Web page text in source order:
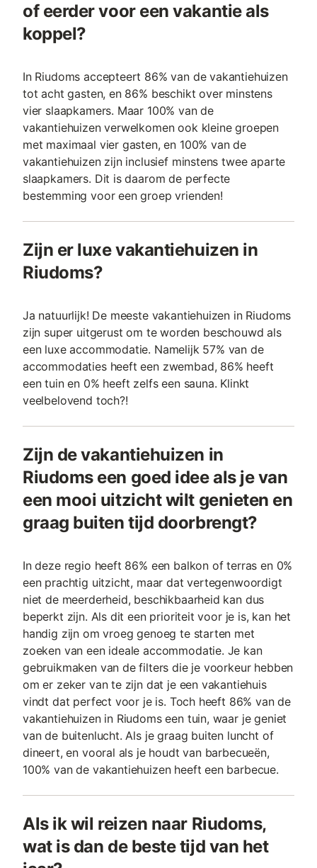
of eerder voor een vakantie als
koppel?
In Riudoms accepteert 86% van de vakantiehuizen
tot acht gasten, en 86% beschikt over minstens
vier slaapkamers. Maar 100% van de
vakantiehuizen verwelkomen ook kleine groepen
met maximaal vier gasten, en 100% van de
vakantiehuizen zijn inclusief minstens twee aparte
slaapkamers. Dit is daarom de perfecte
bestemming voor een groep vrienden!
Zijn er luxe vakantiehuizen in
Riudoms?
Ja natuurlijk! De meeste vakantiehuizen in Riudoms
zijn super uitgerust om te worden beschouwd als
een luxe accommodatie. Namelijk 57% van de
accommodaties heeft een zwembad, 86% heeft
een tuin en 0% heeft zelfs een sauna. Klinkt
veelbelovend toch?!
Zijn de vakantiehuizen in
Riudoms een goed idee als je van
een mooi uitzicht wilt genieten en
graag buiten tijd doorbrengt?
In deze regio heeft 86% een balkon of terras en 0%
een prachtig uitzicht, maar dat vertegenwoordigt
niet de meerderheid, beschikbaarheid kan dus
beperkt zijn. Als dit een prioriteit voor je is, kan het
handig zijn om vroeg genoeg te starten met
zoeken van een ideale accommodatie. Je kan
gebruikmaken van de filters die je voorkeur hebben
om er zeker van te zijn dat je een vakantiehuis
vindt dat perfect voor je is. Toch heeft 86% van de
vakantiehuizen in Riudoms een tuin, waar je geniet
van de buitenlucht. Als je graag buiten luncht of
dineert, en vooral als je houdt van barbecueën,
100% van de vakantiehuizen heeft een barbecue.
Als ik wil reizen naar Riudoms,
wat is dan de beste tijd van het